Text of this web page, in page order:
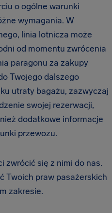
o ogólne warunki
wymagania. W
linia lotnicza może
od momentu zwrócenia
paragonu za zakupy
Twojego dalszego
utraty bagażu, zazwyczaj
swojej rezerwacji,
dodatkowe informacje
przewozu.
zwrócić się z nimi do nas.
Twoich praw pasażerskich
zakresie.